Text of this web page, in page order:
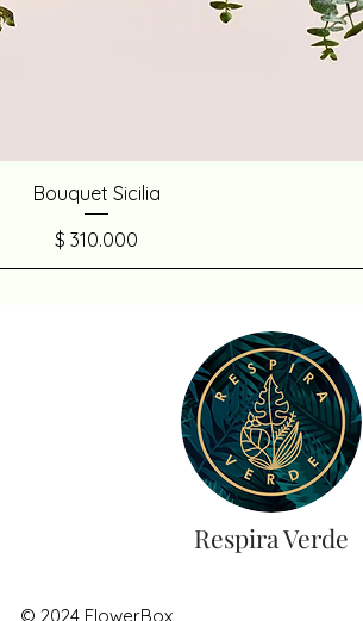
Bouquet Sicilia
Precio
$ 310.000
Respira Verde
© 2024 FlowerBox